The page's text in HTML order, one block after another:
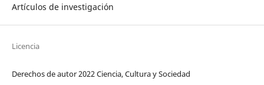
Artículos de investigación
Licencia
Derechos de autor 2022 Ciencia, Cultura y Sociedad